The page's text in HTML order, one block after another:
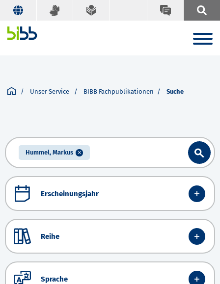
Unser Service BIBB Fachpublikationen Suche
Hummel, Markus
Erscheinungsjahr
Reihe
Sprache